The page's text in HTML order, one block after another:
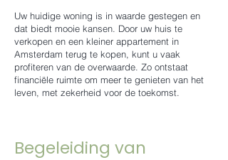
Uw huidige woning is in waarde gestegen en
dat biedt mooie kansen. Door uw huis te
verkopen en een kleiner appartement in
Amsterdam terug te kopen, kunt u vaak
profiteren van de overwaarde. Zo ontstaat
financiële ruimte om meer te genieten van het
leven, met zekerheid voor de toekomst.
Begeleiding van